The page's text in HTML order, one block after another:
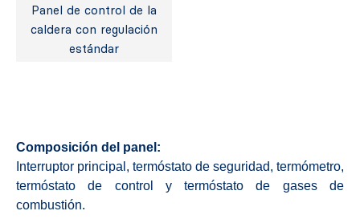
Panel de control de la
caldera con regulación
estándar
Composición del panel:
Interruptor principal, termóstato de seguridad, termómetro,
termóstato de control y termóstato de gases de
combustión.